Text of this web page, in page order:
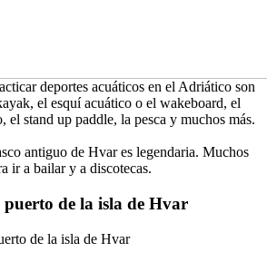
deportes acuáticos en el Adriático son
el esquí acuático o el wakeboard, el
el stand up paddle, la pesca y muchos más.
antiguo de Hvar es legendaria. Muchos
ir a bailar y a discotecas.
puerto de la isla de Hvar